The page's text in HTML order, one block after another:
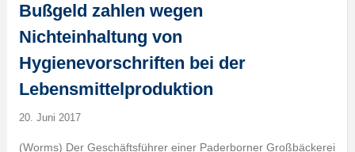
Bußgeld zahlen wegen
Nichteinhaltung von
Hygienevorschriften bei der
Lebensmittelproduktion
20. Juni 2017
(Worms) Der Geschäftsführer einer Paderborner Großbäckerei